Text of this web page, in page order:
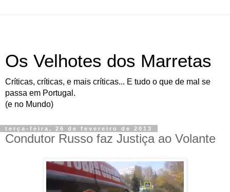
Os Velhotes dos Marretas
Críticas, críticas, e mais críticas... E tudo o que de mal se
passa em Portugal.
(e no Mundo)
terça-feira, 26 de fevereiro de 2013
Condutor Russo faz Justiça ao Volante